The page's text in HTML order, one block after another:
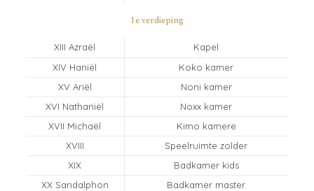
1e verdieping
XIII Azraël
Kapel
XIV Haniël
Koko kamer
XV Ariël
Noni kamer
XVI Nathaniël
Noxx kamer
XVII Michaël
Kimo kamere
XVIII
Speelruimte zolder
XIX
Badkamer kids
XX Sandalphon
Badkamer master